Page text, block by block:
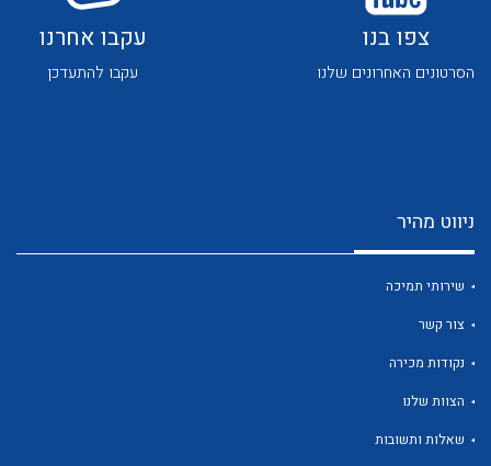
צפו בנו
הסרטונים האחרונים שלנו
עקבו אחרנו
עקבו להתעדכן
ניווט מהיר
שירותי תמיכה
צור קשר
נקודות מכירה
הצוות שלנו
שאלות ותשובות